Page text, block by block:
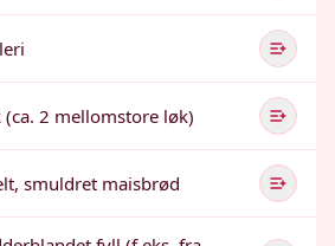
2 mellomstore løk)
smuldret maisbrød